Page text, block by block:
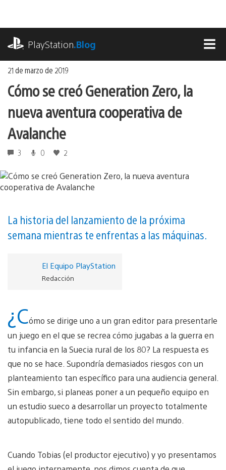
contenido
PlayStation.Blog
21 de marzo de 2019
Cómo se creó Generation Zero, la
nueva aventura cooperativa de
Avalanche
3 0 2
La historia del lanzamiento de la próxima
semana mientras te enfrentas a las máquinas.
El Equipo PlayStation
Redacción
¿Cómo se dirige uno a un gran editor para presentarle
un juego en el que se recrea cómo jugabas a la guerra en
tu infancia en la Suecia rural de los 80? La respuesta es
que no se hace. Supondría demasiados riesgos con un
planteamiento tan específico para una audiencia general.
Sin embargo, si planeas poner a un pequeño equipo en
un estudio sueco a desarrollar un proyecto totalmente
autopublicado, tiene todo el sentido del mundo.
Cuando Tobias (el productor ejecutivo) y yo presentamos